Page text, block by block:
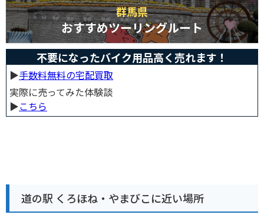
群馬県
おすすめツーリングルート
不要になったバイク用品高く売れます！
▶︎手数料無料の宅配買取
実際に売ってみた体験談
▶︎こちら
道の駅 くろほね・やまびこに近い場所